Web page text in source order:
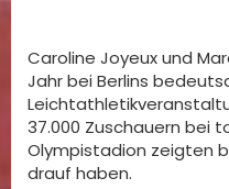
Caroline Joyeux und
Jahr bei Berlins
37.000 Zuschauern bei
Olympistadion zeigten
drauf haben.